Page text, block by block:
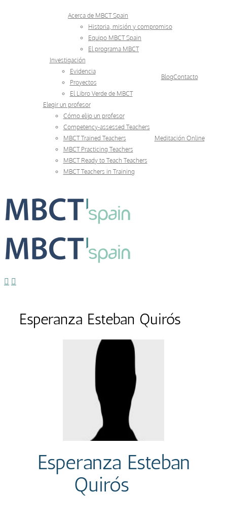
Acerca de MBCT Spain
Historia, misión y compromiso
Equipo MBCT Spain
El programa MBCT
Investigación
Evidencia
Proyectos
El Libro Verde de MBCT
BlogContacto
Elegir un profesor
Cómo elijo un profesor
Competency-assessed Teachers
MBCT Trained Teachers
MBCT Practicing Teachers
MBCT Ready to Teach Teachers
MBCT Teachers in Training
Meditación Online
Esperanza Esteban Quirós
Esperanza Esteban
Quirós